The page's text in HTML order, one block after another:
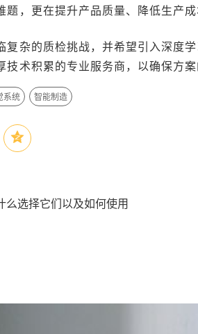
题，更在提升产品质量、降低生产
复杂的质检挑战，并希望引入深度
技术积累的专业服务商，以确保方
系统 智能制造
么选择它们以及如何使用